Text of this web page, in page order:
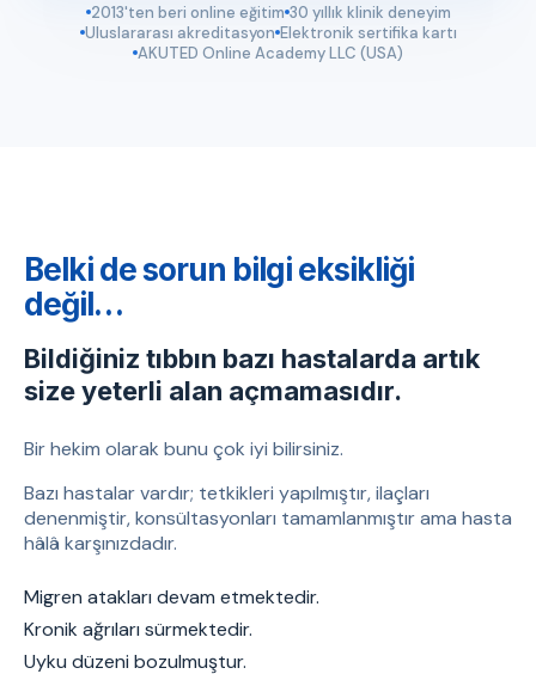
2013'ten beri online eğitim 30 yıllık klinik deneyim
Uluslararası akreditasyon Elektronik sertifika kartı
AKUTED Online Academy LLC (USA)
Belki de sorun bilgi eksikliği
değil…
Bildiğiniz tıbbın bazı hastalarda artık
size yeterli alan açmamasıdır.
Bir hekim olarak bunu çok iyi bilirsiniz.
Bazı hastalar vardır; tetkikleri yapılmıştır, ilaçları
denenmiştir, konsültasyonları tamamlanmıştır ama hasta
hâlâ karşınızdadır.
Migren atakları devam etmektedir.
Kronik ağrıları sürmektedir.
Uyku düzeni bozulmuştur.